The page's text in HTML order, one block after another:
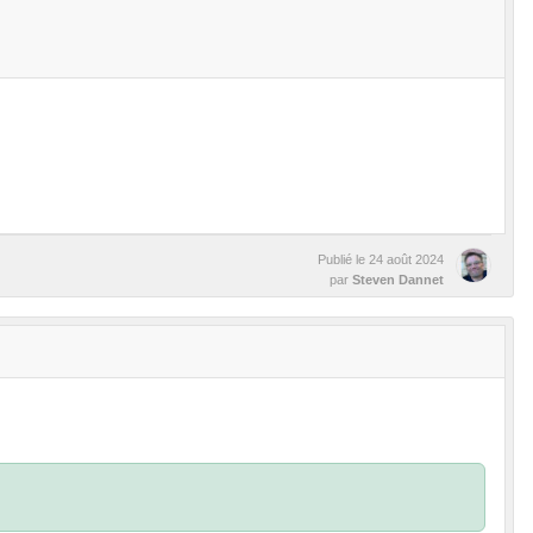
Publié le 24 août 2024
par Steven Dannet